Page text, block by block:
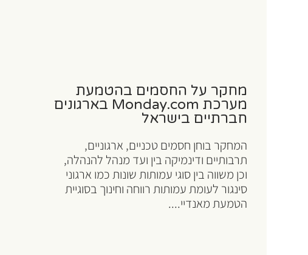
מחקר על החסמים בהטמעת
מערכת Monday.com בארגונים
חברתיים בישראל
המחקר בוחן חסמים טכניים, ארגוניים,
תרבותיים ודינמיקה בין ועד מנהל להנהלה,
וכן משווה בין סוגי עמותות שונות כמו ארגוני
סינגור לעומת עמותות רווחה וחינוך בסוגיית
הטמעת מאנדיי....